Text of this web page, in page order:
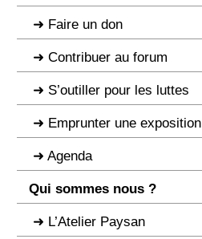
Faire un don
Contribuer au forum
S’outiller pour les luttes
Emprunter une exposition
Agenda
Qui sommes nous ?
L’Atelier Paysan